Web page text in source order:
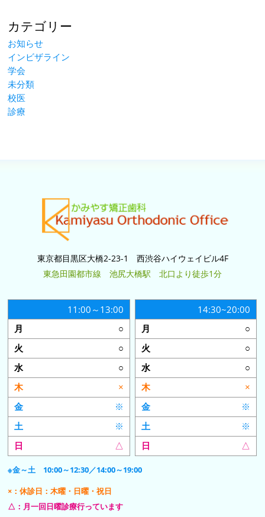
カテゴリー
お知らせ
インビザライン
学会
未分類
校医
診療
東京都目黒区大橋2-23-1 西渋谷ハイウェイビル4F
東急田園都市線 池尻大橋駅 北口より徒歩1分
11:00～13:00
○
○
○
×
※
※
△
14:30~20:00
○
○
○
×
※
※
△
※金～土 10:00～12:30／14:00～19:00
×：休診日：木曜・日曜・祝日
△：月一回日曜診療行っています